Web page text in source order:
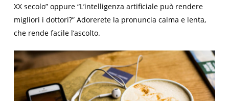
XX secolo” oppure “L’intelligenza artificiale può rendere
migliori i dottori?” Adorerete la pronuncia calma e lenta,
che rende facile l’ascolto.